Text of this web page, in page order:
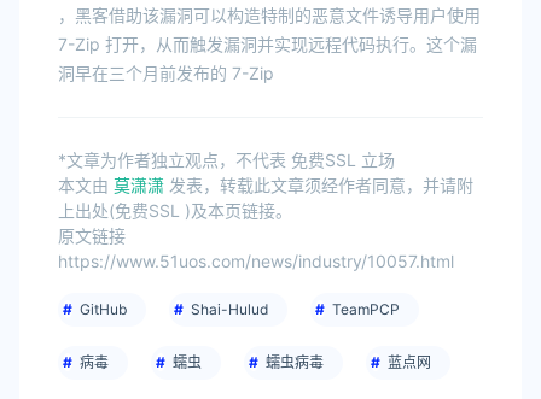
，黑客借助该漏洞可以构造特制的恶意文件诱导用户使用
7-Zip 打开，从而触发漏洞并实现远程代码执行。这个漏
洞早在三个月前发布的 7-Zip
*文章为作者独立观点，不代表 免费SSL 立场
本文由 莫潇潇 发表，转载此文章须经作者同意，并请附
上出处(免费SSL )及本页链接。
原文链接
https://www.51uos.com/news/industry/10057.html
GitHub Shai-Hulud TeamPCP
病毒 蠕虫 蠕虫病毒 蓝点网